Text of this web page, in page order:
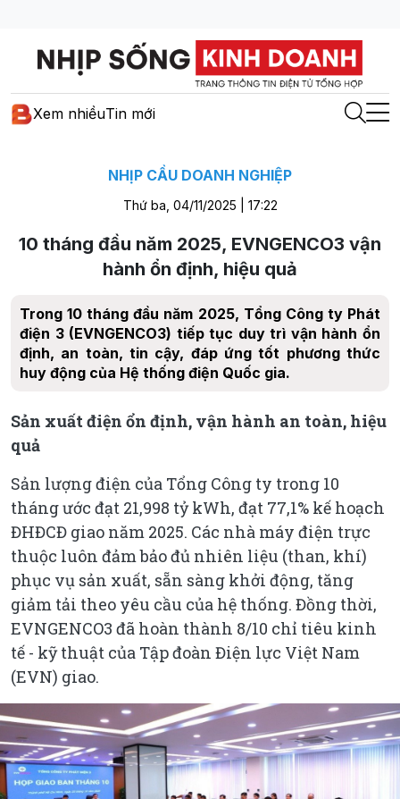
Xem nhiềuTin mới
NHỊP CẦU DOANH NGHIỆP
Thứ ba, 04/11/2025 | 17:22
10 tháng đầu năm 2025, EVNGENCO3 vận
hành ổn định, hiệu quả
Trong 10 tháng đầu năm 2025, Tổng Công ty Phát
điện 3 (EVNGENCO3) tiếp tục duy trì vận hành ổn
định, an toàn, tin cậy, đáp ứng tốt phương thức
huy động của Hệ thống điện Quốc gia.
Sản xuất điện ổn định, vận hành an toàn, hiệu
quả
Sản lượng điện của Tổng Công ty trong 10
tháng ước đạt 21,998 tỷ kWh, đạt 77,1% kế hoạch
ĐHĐCĐ giao năm 2025. Các nhà máy điện trực
thuộc luôn đảm bảo đủ nhiên liệu (than, khí)
phục vụ sản xuất, sẵn sàng khởi động, tăng
giảm tải theo yêu cầu của hệ thống. Đồng thời,
EVNGENCO3 đã hoàn thành 8/10 chỉ tiêu kinh
tế - kỹ thuật của Tập đoàn Điện lực Việt Nam
(EVN) giao.